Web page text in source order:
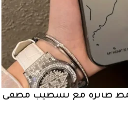
طائرة مع تشطيب مطفي